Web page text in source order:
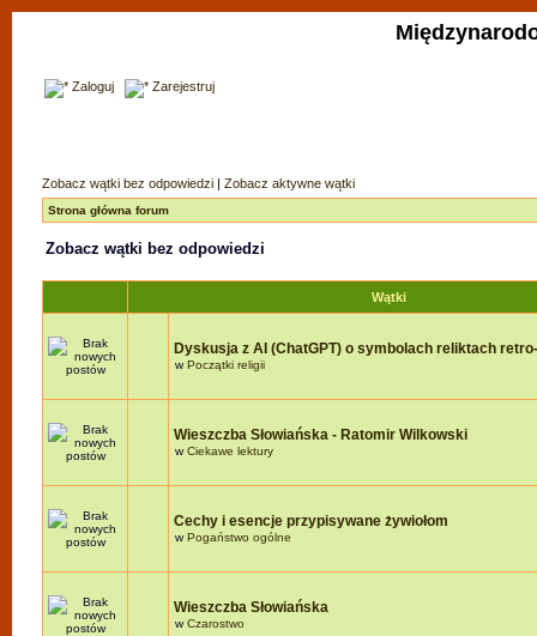
Zaloguj Zarejestruj
Zobacz wątki bez odpowiedzi | Zobacz aktywne wątki
Strona główna forum
Zobacz wątki bez odpowiedzi
Wątki
Dyskusja z AI (ChatGPT) o symbolach reliktach
wPoczątki religii
Wieszczba Słowiańska - Ratomir Wilkowski
wCiekawe lektury
Cechy i esencje przypisywane żywiołom
wPogaństwo ogólne
Wieszczba Słowiańska
wCzarostwo